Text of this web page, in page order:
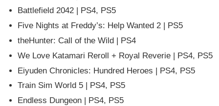
Battlefield 2042 | PS4, PS5
Five Nights at Freddy’s: Help Wanted 2 | PS5
theHunter: Call of the Wild | PS4
We Love Katamari Reroll + Royal Reverie | PS4, PS5
Eiyuden Chronicles: Hundred Heroes | PS4, PS5
Train Sim World 5 | PS4, PS5
Endless Dungeon | PS4, PS5